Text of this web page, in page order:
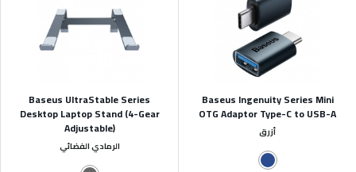
أزرق
Baseus Ingenuity Series Mini
OTG Adaptor Type-C to USB-A
الرمادي الفضائي
Baseus UltraStable Series
Desktop Laptop Stand (4-Gear
Adjustable)